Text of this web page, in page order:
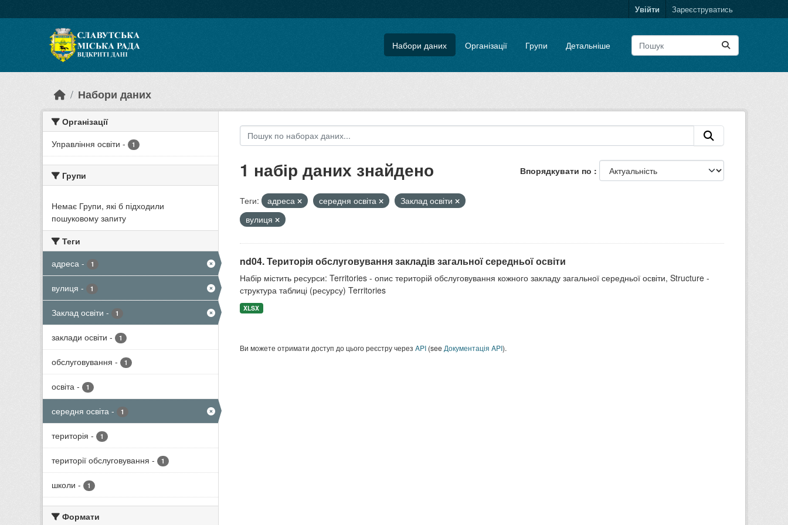
Увійти Зареєструватись
Набори даних Організації Групи Детальніше
Набори даних
Організації
Управління освіти - 1
Групи
Немає Групи, які б підходили
пошуковому запиту
Теги
адреса - 1
вулиця - 1
Заклад освіти - 1
заклади освіти - 1
обслуговування - 1
освіта - 1
середня освіта - 1
територія - 1
території обслуговування - 1
школи - 1
Формати
Впорядкувати по
1 набір даних знайдено
Теги: адреса середня освіта
Заклад освіти
вулиця
nd04. Територія обслуговування закладів загальної середньої освіти
Набір містить ресурси: Territories - опис територій обслуговування кожного закладу загальної середньої освіти, Structure -
структура таблиці (ресурсу) Territories
XLSX
Ви можете отримати доступ до цього реєстру через API(see Документація API).